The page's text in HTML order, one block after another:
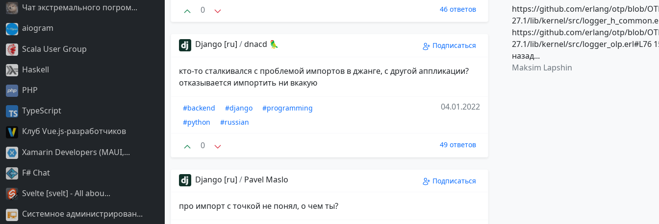
Чат экстремального погром...
aiogram
Scala User Group
Haskell
PHP
TypeScript
Клуб Vue.js-разработчиков
Xamarin Developers (MAUI,...
F# Chat
Svelte [svelt] - All abou...
Системное администрирован...
0 46 ответов
Django [ru] /dnacd 🦜 Подписаться
кто-то сталкивался с проблемой импортов в джанге, с другой аппликации?
отказывается импортить ни вкакую
#backend #django
#programming
#python
#russian
04.01.2022
0 49 ответов
Django [ru] / Pavel Maslo Подписаться
про импорт с точкой не понял, о чем ты?
https://github.com/erlang/otp/blob/
27.1/lib/kernel/src/
https://github.com/erlang/otp/blob/
27.1/lib/kernel/src/logger_olp.erl#L76
назад...
Maksim Lapshin